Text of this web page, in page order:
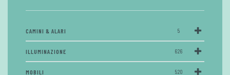
CAMINI & ALARI 5
ILLUMINAZIONE 626
MOBILI 520